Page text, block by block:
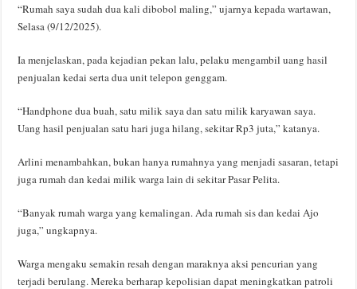
“Rumah saya sudah dua kali dibobol maling,” ujarnya kepada wartawan,
Selasa (9/12/2025).
Ia menjelaskan, pada kejadian pekan lalu, pelaku mengambil uang hasil
penjualan kedai serta dua unit telepon genggam.
“Handphone dua buah, satu milik saya dan satu milik karyawan saya.
Uang hasil penjualan satu hari juga hilang, sekitar Rp3 juta,” katanya.
Arlini menambahkan, bukan hanya rumahnya yang menjadi sasaran, tetapi
juga rumah dan kedai milik warga lain di sekitar Pasar Pelita.
“Banyak rumah warga yang kemalingan. Ada rumah sis dan kedai Ajo
juga,” ungkapnya.
Warga mengaku semakin resah dengan maraknya aksi pencurian yang
terjadi berulang. Mereka berharap kepolisian dapat meningkatkan patroli